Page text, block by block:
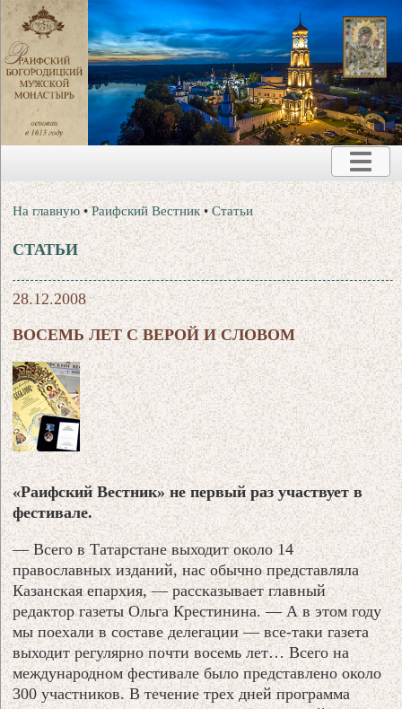
На главную •Раифский Вестник •Статьи
СТАТЬИ
28.12.2008
ВОСЕМЬ ЛЕТ С ВЕРОЙ И СЛОВОМ
«Раифский Вестник» не первый раз участвует в
фестивале.
— Всего в Татарстане выходит около 14
православных изданий, нас обычно представляла
Казанская епархия, — рассказывает главный
редактор газеты Ольга Крестинина. — А в этом году
мы поехали в составе делегации — все-таки газета
выходит регулярно почти восемь лет… Всего на
международном фестивале было представлено около
300 участников. В течение трех дней программа